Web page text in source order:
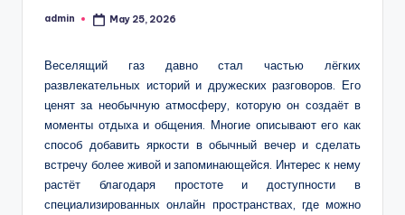
Posted
admin May 25, 2026
Веселящий газ давно стал частью лёгких
развлекательных историй и дружеских разговоров. Его
ценят за необычную атмосферу, которую он создаёт в
моменты отдыха и общения. Многие описывают его как
способ добавить яркости в обычный вечер и сделать
встречу более живой и запоминающейся. Интерес к нему
растёт благодаря простоте и доступности в
специализированных онлайн пространствах, где можно